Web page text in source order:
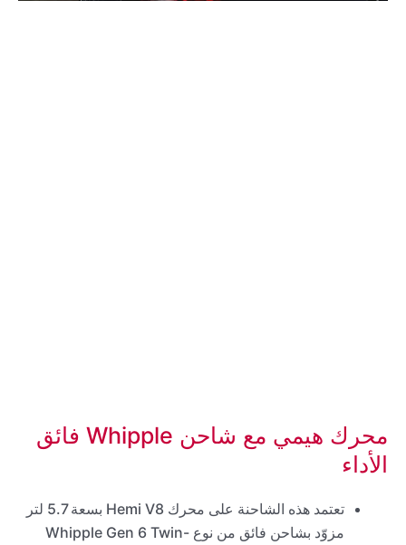
محرك هيمي مع شاحن Whipple فائق
الأداء
تعتمد هذه الشاحنة على محرك Hemi V8 بسعة 5.7 لتر
مزوّد بشاحن فائق من نوع Whipple Gen 6 Twin-